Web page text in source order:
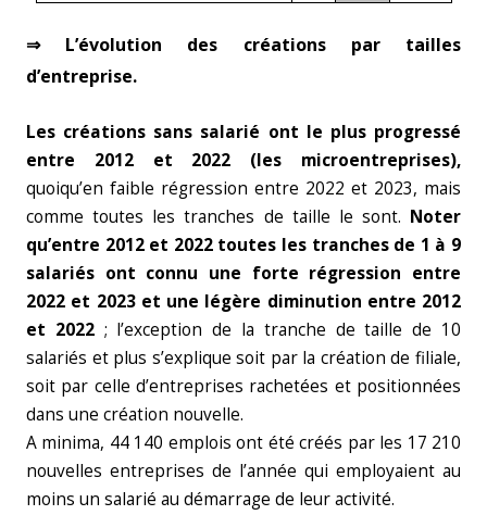
⇒ L’évolution des créations par tailles
d’entreprise.
Les créations sans salarié ont le plus progressé
entre 2012 et 2022 (les microentreprises),
quoiqu’en faible régression entre 2022 et 2023, mais
comme toutes les tranches de taille le sont. Noter
qu’entre 2012 et 2022 toutes les tranches de 1 à 9
salariés ont connu une forte régression entre
2022 et 2023 et une légère diminution entre 2012
et 2022; l’exception de la tranche de taille de 10
salariés et plus s’explique soit par la création de filiale,
soit par celle d’entreprises rachetées et positionnées
dans une création nouvelle.
A minima, 44 140 emplois ont été créés par les 17 210
nouvelles entreprises de l’année qui employaient au
moins un salarié au démarrage de leur activité.